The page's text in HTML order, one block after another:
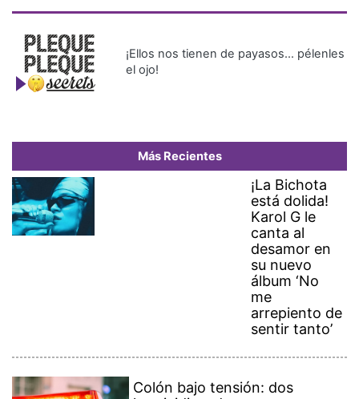
¡Ellos nos tienen de payasos… pélenles
el ojo!
Más Recientes
¡La Bichota
está dolida!
Karol G le
canta al
desamor en
su nuevo
álbum ‘No
me
arrepiento de
sentir tanto’
Colón bajo tensión: dos